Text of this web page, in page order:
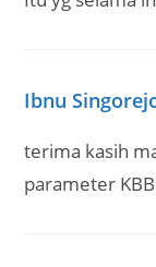
Ibnu
terima kasih
parameter